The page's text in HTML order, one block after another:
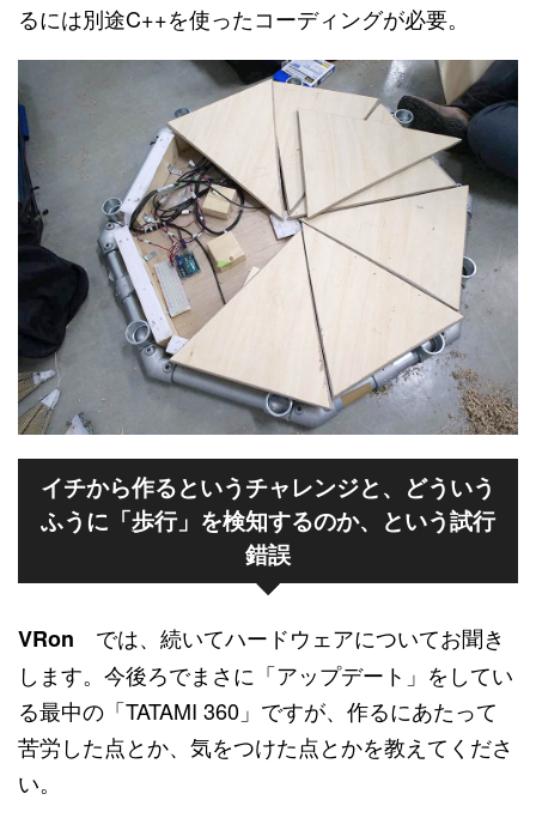
るには別途C++を使ったコーディングが必要。
イチから作るというチャレンジと、
どういう
ふうに「歩行」を検知するのか、という試行
錯誤
VRon では、続いてハードウェアについてお聞き
します。今後ろでまさに「アップデート」をしてい
る最中の「TATAMI 360」ですが、作るにあたって
苦労した点とか、気をつけた点とかを教えてくださ
い。